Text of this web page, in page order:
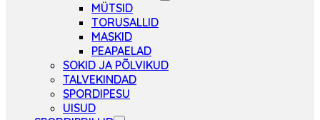
MÜTSID
TORUSALLID
MASKID
PEAPAELAD
SOKID JA PÕLVIKUD
TALVEKINDAD
SPORDIPESU
UISUD